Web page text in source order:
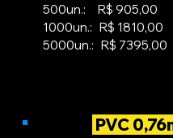
500un.: R$ 905,00
1000un.: R$ 1810,00
5000un.: R$ 7395,00
PVC